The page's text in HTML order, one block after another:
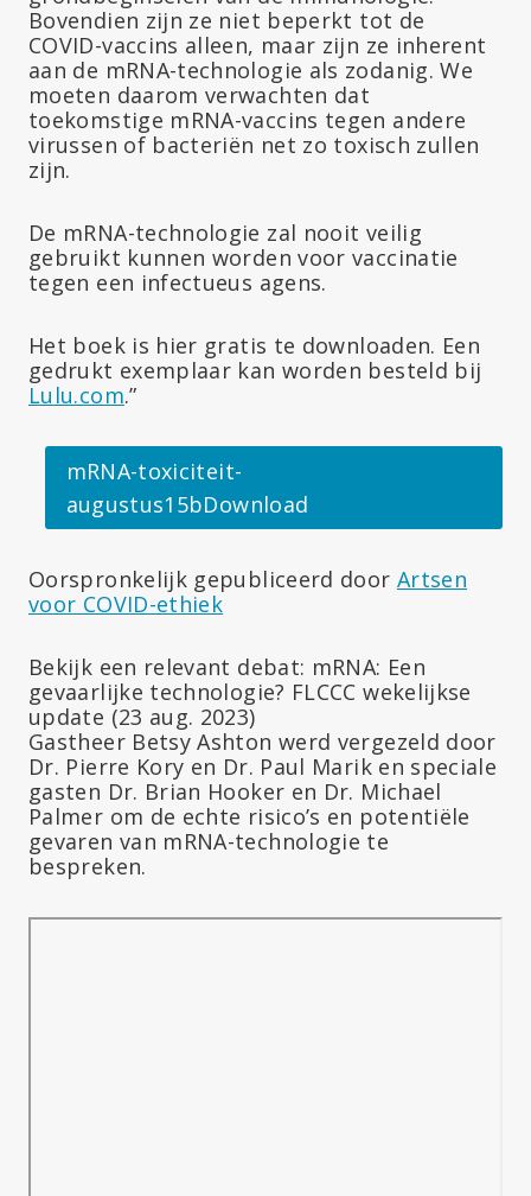
Bovendien zijn ze niet beperkt tot de
COVID-vaccins alleen, maar zijn ze inherent
aan de mRNA-technologie als zodanig. We
moeten daarom verwachten dat
toekomstige mRNA-vaccins tegen andere
virussen of bacteriën net zo toxisch zullen
zijn.
De mRNA-technologie zal nooit veilig
gebruikt kunnen worden voor vaccinatie
tegen een infectueus agens.
Het boek is hier gratis te downloaden. Een
gedrukt exemplaar kan worden besteld bij
Lulu.com.”
mRNA-toxiciteit-
augustus15bDownload
Oorspronkelijk gepubliceerd door Artsen
voor COVID-ethiek
Bekijk een relevant debat: mRNA: Een
gevaarlijke technologie? FLCCC wekelijkse
update (23 aug. 2023)
Gastheer Betsy Ashton werd vergezeld door
Dr. Pierre Kory en Dr. Paul Marik en speciale
gasten Dr. Brian Hooker en Dr. Michael
Palmer om de echte risico’s en potentiële
gevaren van mRNA-technologie te
bespreken.